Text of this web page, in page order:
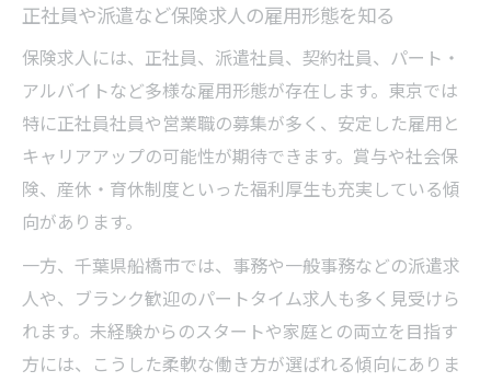
異業種から転職しやすい保険求人の特徴
保険求人で経験不問を活かす応募のコツ
事務と営業の保険求人、それぞれの魅力を解説
事務職と営業職の保険求人で求められる適
性
保険求人で選ぶべき職種別の働き方の違い
営業職の保険求人で得られるスキルと経験
事務職の保険求人が人気の理由と特徴
保険求人比較で分かる事務と営業の待遇
ワークライフバランス重視の働き方を保険業界
正社員や派遣など保険求人の雇用形態を知る
保険求人には、正社員、派遣社員、契約社員、パート・
アルバイトなど多様な雇用形態が存在します。東京では
特に正社員社員や営業職の募集が多く、安定した雇用と
キャリアアップの可能性が期待できます。賞与や社会保
険、産休・育休制度といった福利厚生も充実している傾
向があります。
一方、千葉県船橋市では、事務や一般事務などの派遣求
人や、ブランク歓迎のパートタイム求人も多く見受けら
れます。未経験からのスタートや家庭との両立を目指す
方には、こうした柔軟な働き方が選ばれる傾向にありま